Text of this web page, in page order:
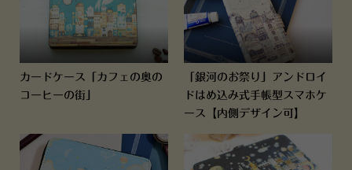
カードケース「カフェの奥の
コーヒーの街」
「銀河のお祭り」アンドロイ
ドはめ込み式手帳型スマホケ
ース【内側デザイン可】